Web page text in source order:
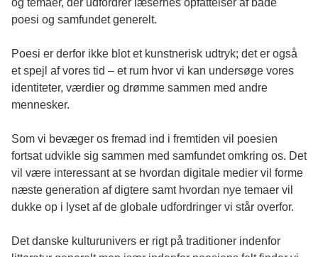
og temaer, der udfordrer læsernes opfattelser af både
poesi og samfundet generelt.
Poesi er derfor ikke blot et kunstnerisk udtryk; det er også
et spejl af vores tid – et rum hvor vi kan undersøge vores
identiteter, værdier og drømme sammen med andre
mennesker.
Som vi bevæger os fremad ind i fremtiden vil poesien
fortsat udvikle sig sammen med samfundet omkring os. Det
vil være interessant at se hvordan digitale medier vil forme
næste generation af digtere samt hvordan nye temaer vil
dukke op i lyset af de globale udfordringer vi står overfor.
Det danske kulturunivers er rigt på traditioner indenfor